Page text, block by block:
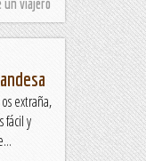
un viajero
extraña,
fácil y